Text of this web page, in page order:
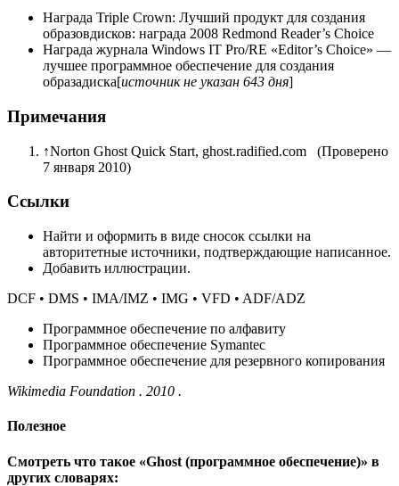
Награда Triple Crown: Лучший продукт для создания
образовдисков: награда 2008 Redmond Reader’s Choice
Награда журнала Windows IT Pro/RE «Editor’s Choice» —
лучшее программное обеспечение для создания
образадиска[источник не указан 643 дня]
Примечания
↑Norton Ghost Quick Start, ghost.radified.com (Проверено
7 января 2010)
Ссылки
Найти и оформить в виде сносок ссылки на
авторитетные источники, подтверждающие написанное.
Добавить иллюстрации.
DCF • DMS • IMA/IMZ • IMG • VFD • ADF/ADZ
Программное обеспечение по алфавиту
Программное обеспечение Symantec
Программное обеспечение для резервного копирования
Wikimedia Foundation . 2010 .
Полезное
Смотреть что такое «Ghost (программное обеспечение)» в
других словарях: